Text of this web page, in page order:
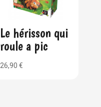
Le hérisson qui
roule a pic
26,90€